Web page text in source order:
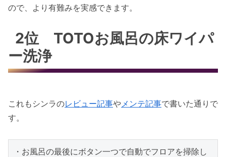
ので、より有難みを実感できます。
2位 TOTOお風呂の床ワイパ
ー洗浄
これもシンラのレビュー記事や メンテ記事で書いた通りで
す。
・お風呂の最後にボタン一つで自動でフロアを掃除し